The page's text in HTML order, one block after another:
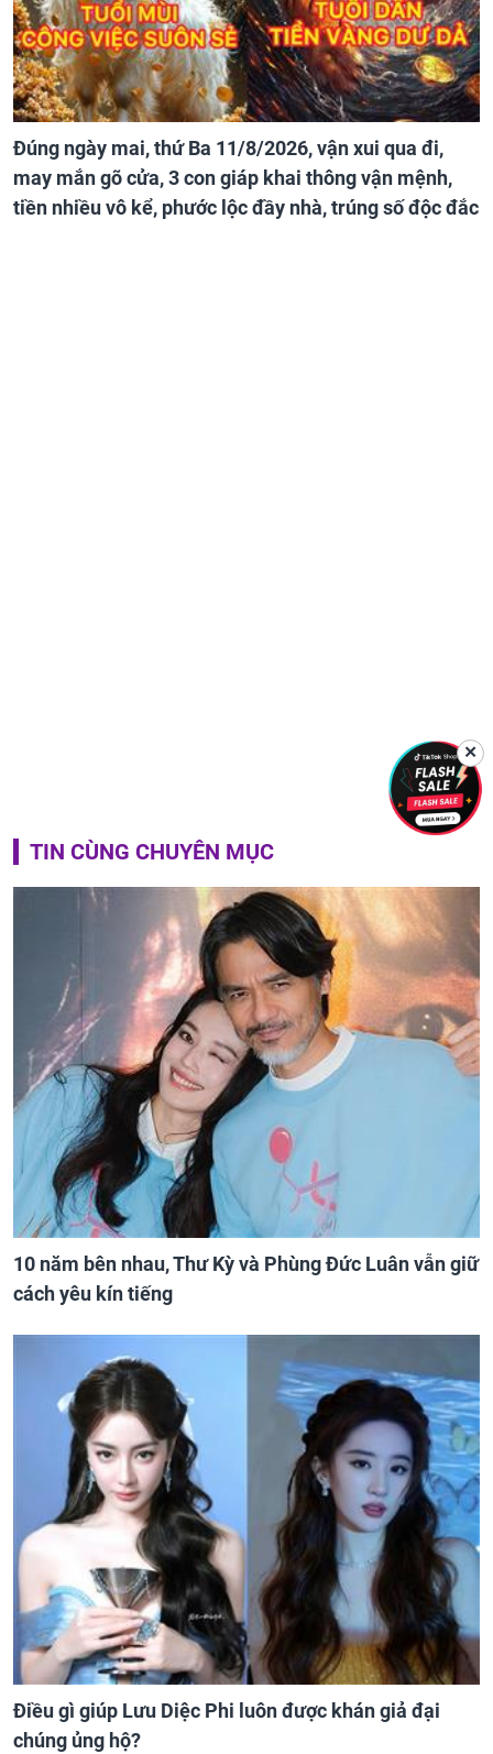
Đúng ngày mai, thứ Ba 11/8/2026, vận xui qua đi,
may mắn gõ cửa, 3 con giáp khai thông vận mệnh,
tiền nhiều vô kể, phước lộc đầy nhà, trúng số độc đắc
TIN CÙNG CHUYÊN MỤC
10 năm bên nhau, Thư Kỳ và Phùng Đức Luân vẫn giữ
cách yêu kín tiếng
Điều gì giúp Lưu Diệc Phi luôn được khán giả đại
chúng ủng hộ?
✕